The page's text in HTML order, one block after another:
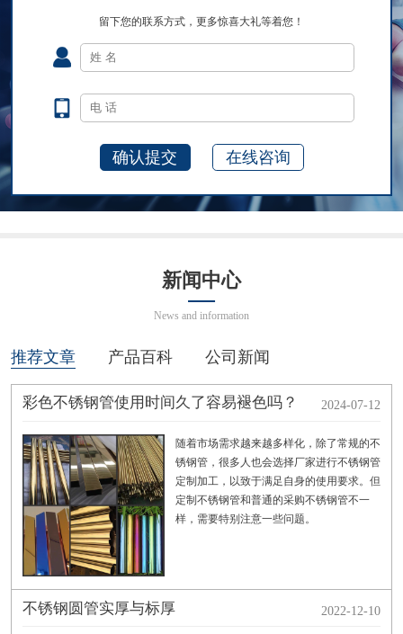
留下您的联系方式，更多惊喜大礼等着您！
在线咨询
新闻中心
News and information
推荐文章 产品百科 公司新闻
彩色不锈钢管使用时间久了容易褪色吗？ 2024-07-12
随着市场需求越来越多样化，除了常规的不
锈钢管，很多人也会选择厂家进行不锈钢管
定制加工，以致于满足自身的使用要求。但
定制不锈钢管和普通的采购不锈钢管不一
样，需要特别注意一些问题。
不锈钢圆管实厚与标厚 2022-12-10